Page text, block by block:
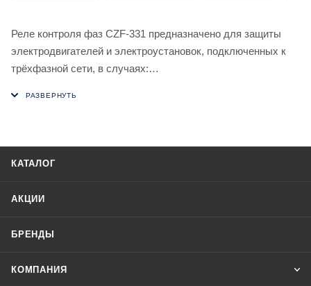
Реле контроля фаз CZF-331 предназначено для защиты
электродвигателей и электроустановок, подключенных к
трёхфазной сети, в случаях:
2NO/NC.
КАТАЛОГ
АКЦИИ
БРЕНДЫ
КОМПАНИЯ